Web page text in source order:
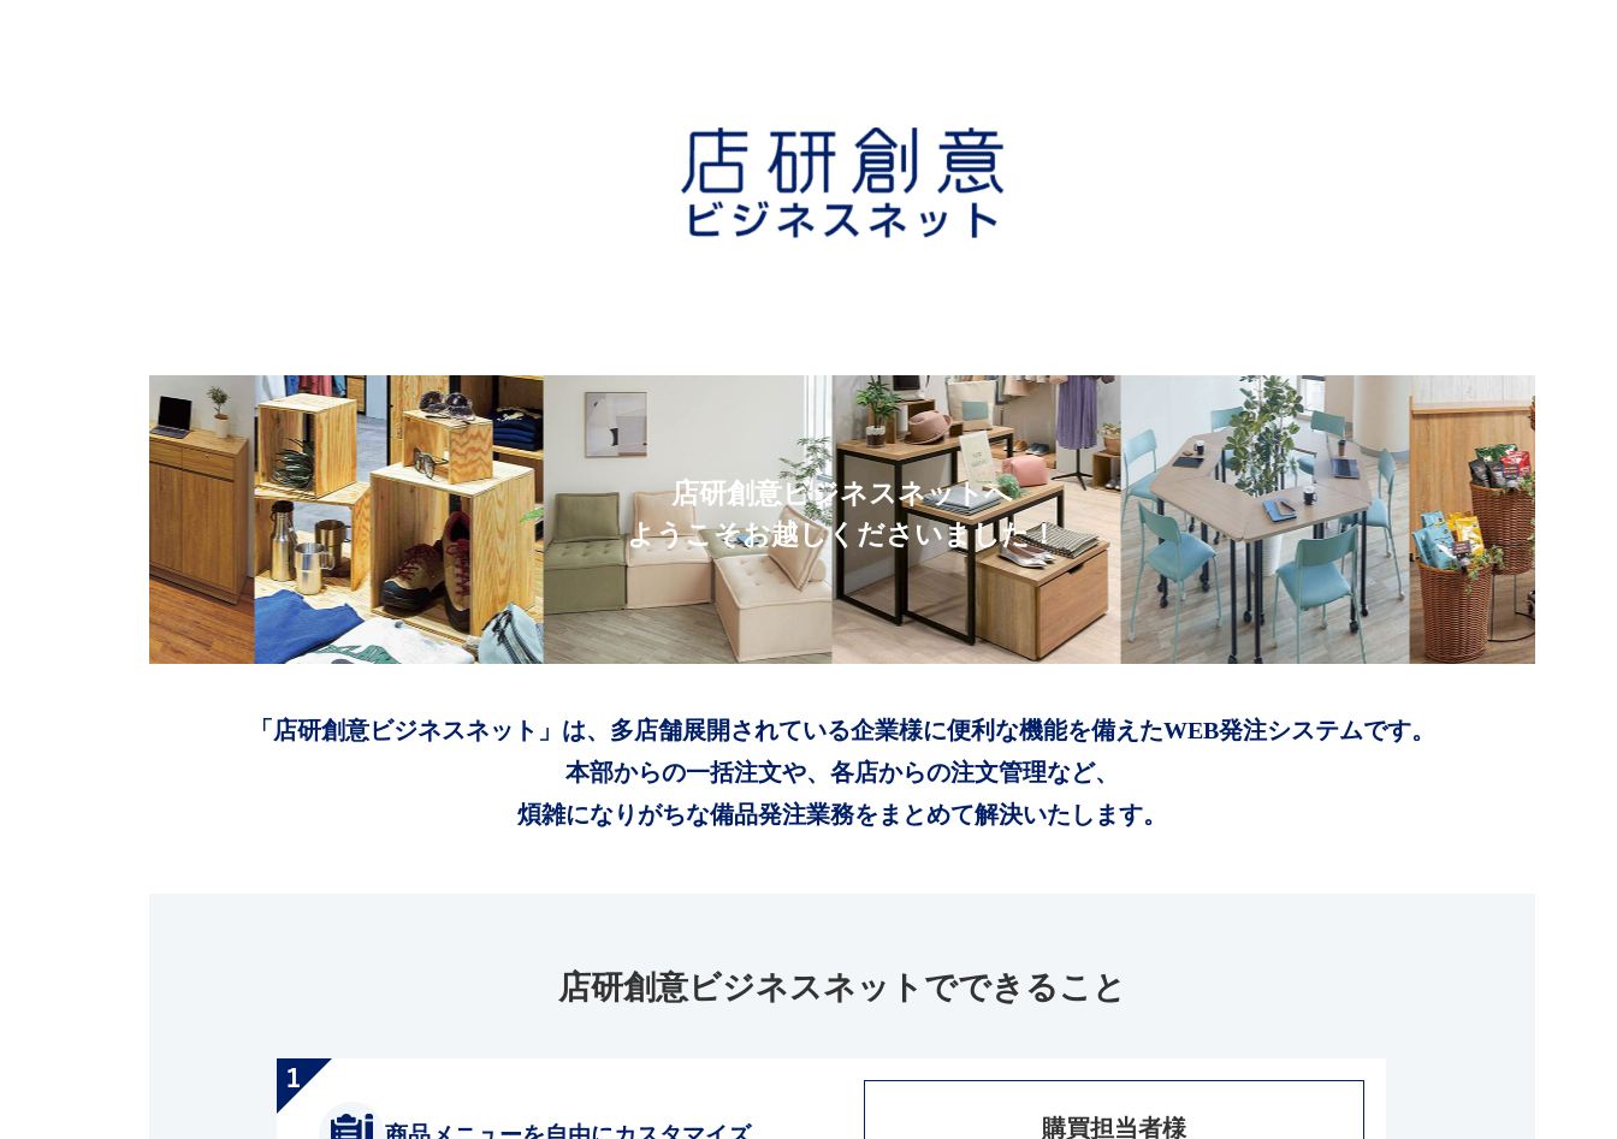
店研創意ビジネスネットへ
ようこそお越しくださいました！
「店研創意ビジネスネット」は、多店舗展開されている企業様に便利な機能を備えたWEB発注システムです。
本部からの一括注文や、各店からの注文管理など、
煩雑になりがちな備品発注業務をまとめて解決いたします。
店研創意ビジネスネットでできること
購買担当者様